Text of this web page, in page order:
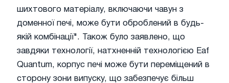
шихтового матеріалу, включаючи чавун з
доменної печі, може бути оброблений в будь-
якій комбінації". Також було заявлено, що
завдяки технології, натхненній технологією Eaf
Quantum, корпус печі може бути переміщений в
сторону зони випуску, що забезпечує більш